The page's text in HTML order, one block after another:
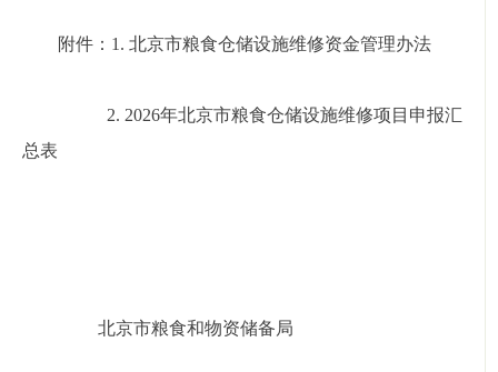
附件：1. 北京市粮食仓储设施维修资金管理办法
2. 2026年北京市粮食仓储设施维修项目申报汇
总表
北京市粮食和物资储备局